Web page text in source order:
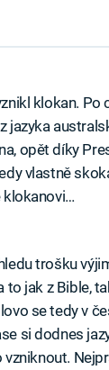
klokan. Po
jazyka
opět díky
vlastně
klokanovi…
trošku
to jak z Bible,
se tedy v
si dodnes
vzniknout.